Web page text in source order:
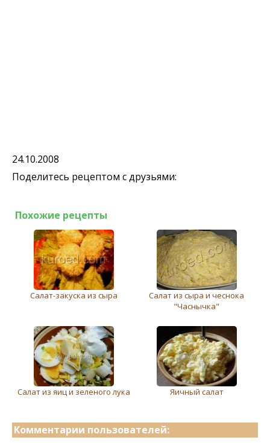
24.10.2008
Поделитесь рецептом с друзьями:
Похожие рецепты
Салат-закуска из сыра
Салат из сыра и чеснока
"Часнычка"
Салат из яиц и зeлeного лука Яичный салат
Комментарии пользователей: